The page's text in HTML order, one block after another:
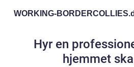
WORKING-BORDERCOLLIES.
Hyr en
hjemmet